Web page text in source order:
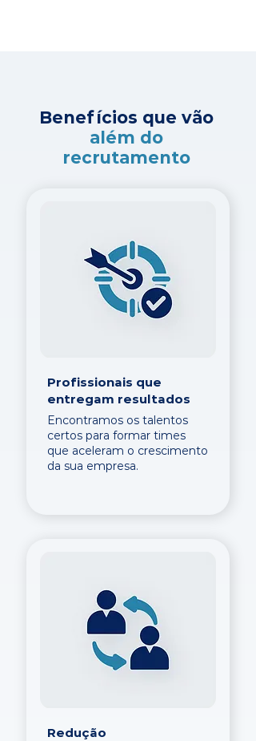
Benefícios que vão
além do
recrutamento
Profissionais que
entregam resultados
Encontramos os talentos
certos para formar times
que aceleram o crescimento
da sua empresa.
Redução